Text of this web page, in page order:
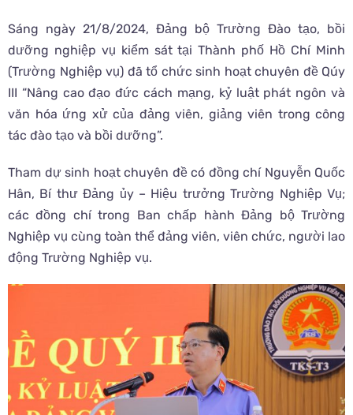
Sáng ngày 21/8/2024, Đảng bộ Trường Đào tạo, bồi
dưỡng nghiệp vụ kiểm sát tại Thành phố Hồ Chí Minh
(Trường Nghiệp vụ) đã tổ chức sinh hoạt chuyên đề Qúy
III “Nâng cao đạo đức cách mạng, kỷ luật phát ngôn và
văn hóa ứng xử của đảng viên, giảng viên trong công
tác đào tạo và bồi dưỡng”.
Tham dự sinh hoạt chuyên đề có đồng chí Nguyễn Quốc
Hân, Bí thư Đảng ủy – Hiệu trưởng Trường Nghiệp Vụ;
các đồng chí trong Ban chấp hành Đảng bộ Trường
Nghiệp vụ cùng toàn thể đảng viên, viên chức, người lao
động Trường Nghiệp vụ.